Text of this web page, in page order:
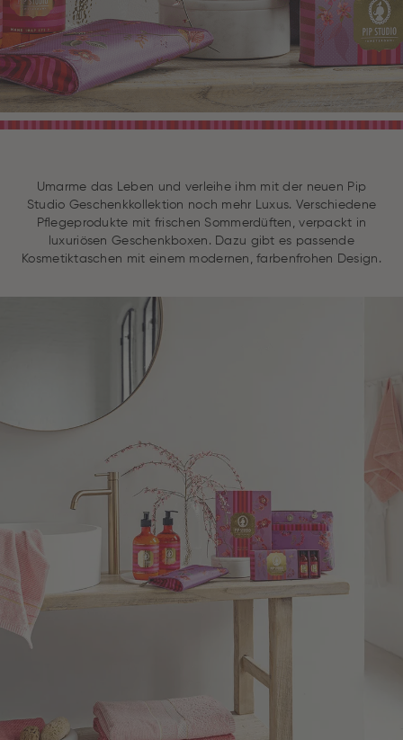
Umarme das Leben und verleihe ihm mit der neuen Pip
Studio Geschenkkollektion noch mehr Luxus. Verschiedene
Pflegeprodukte mit frischen Sommerdüften, verpackt in
luxuriösen Geschenkboxen. Dazu gibt es passende
Kosmetiktaschen mit einem modernen, farbenfrohen Design.